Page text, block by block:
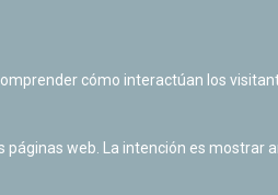
cómo interactúan los
web. La intención es mostrar